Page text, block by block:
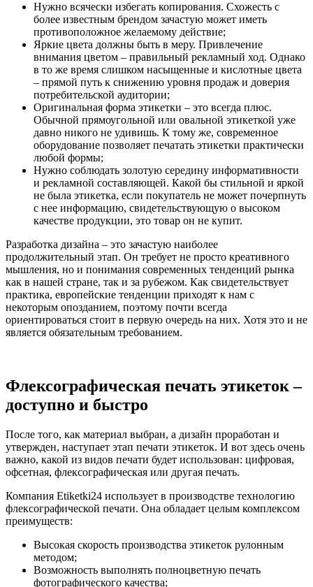
Нужно всячески избегать копирования. Схожесть с
более известным брендом зачастую может иметь
противоположное желаемому действие;
Яркие цвета должны быть в меру. Привлечение
внимания цветом – правильный рекламный ход. Однако
в то же время слишком насыщенные и кислотные цвета
– прямой путь к снижению уровня продаж и доверия
потребительской аудитории;
Оригинальная форма этикетки – это всегда плюс.
Обычной прямоугольной или овальной этикеткой уже
давно никого не удивишь. К тому же, современное
оборудование позволяет печатать этикетки практически
любой формы;
Нужно соблюдать золотую середину информативности
и рекламной составляющей. Какой бы стильной и яркой
не была этикетка, если покупатель не может почерпнуть
с нее информацию, свидетельствующую о высоком
качестве продукции, это товар он не купит.
Разработка дизайна – это зачастую наиболее
продолжительный этап. Он требует не просто креативного
мышления, но и понимания современных тенденций рынка
как в нашей стране, так и за рубежом. Как свидетельствует
практика, европейские тенденции приходят к нам с
некоторым опозданием, поэтому почти всегда
ориентироваться стоит в первую очередь на них. Хотя это и не
является обязательным требованием.
Флексографическая печать этикеток –
доступно и быстро
После того, как материал выбран, а дизайн проработан и
утвержден, наступает этап печати этикеток. И вот здесь очень
важно, какой из видов печати будет использован: цифровая,
офсетная, флексографическая или другая печать.
Компания Etiketki24 использует в производстве технологию
флексографической печати. Она обладает целым комплексом
преимуществ:
Высокая скорость производства этикеток рулонным
методом;
Возможность выполнять полноцветную печать
фотографического качества;